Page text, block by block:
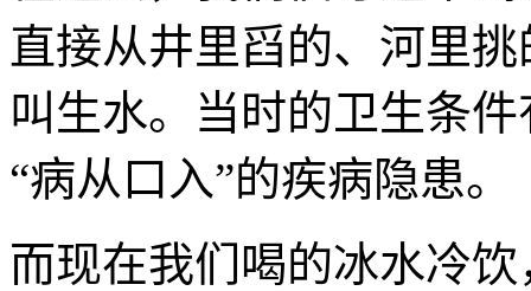
直接从井里舀的、河里
叫生水。当时的卫生条
“病从口入”的疾病隐患。
而现在我们喝的冰水冷